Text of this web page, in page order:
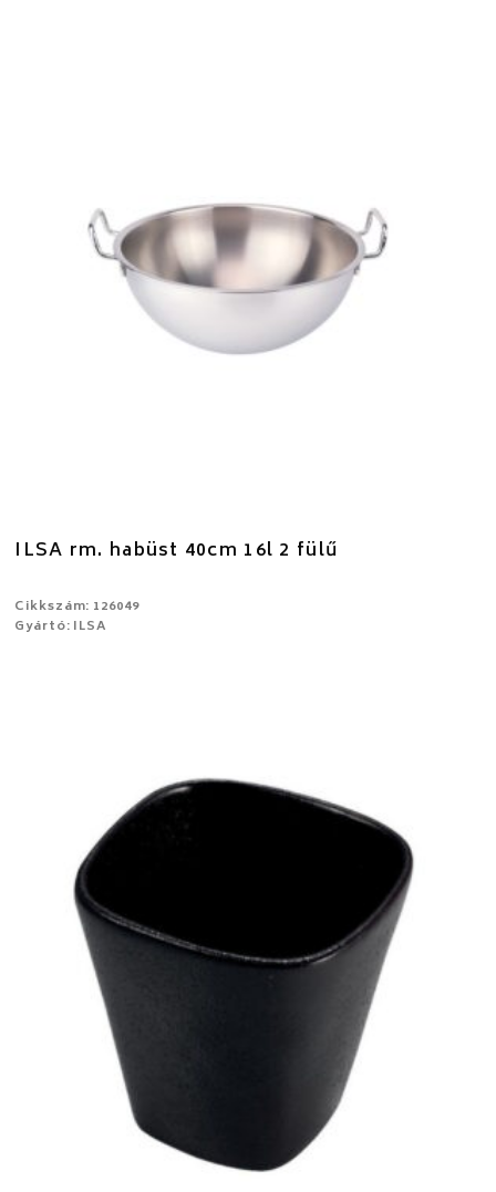
ILSA rm. habüst 40cm 16l 2 fülű
Cikkszám: 126049
Gyártó: ILSA